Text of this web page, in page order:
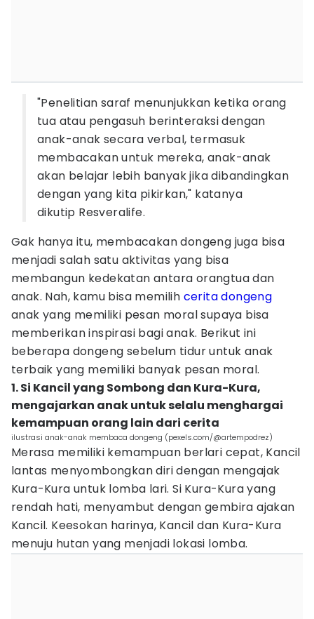
"Penelitian saraf menunjukkan ketika orang
tua atau pengasuh berinteraksi dengan
anak-anak secara verbal, termasuk
membacakan untuk mereka, anak-anak
akan belajar lebih banyak jika dibandingkan
dengan yang kita pikirkan," katanya
dikutip Resveralife.
Gak hanya itu, membacakan dongeng juga bisa
menjadi salah satu aktivitas yang bisa
membangun kedekatan antara orangtua dan
anak. Nah, kamu bisa memilih cerita dongeng
anak yang memiliki pesan moral supaya bisa
memberikan inspirasi bagi anak. Berikut ini
beberapa dongeng sebelum tidur untuk anak
terbaik yang memiliki banyak pesan moral.
1. Si Kancil yang Sombong dan Kura-Kura,
mengajarkan anak untuk selalu menghargai
kemampuan orang lain dari cerita
ilustrasi anak-anak membaca dongeng (pexels.com/@artempodrez)
Merasa memiliki kemampuan berlari cepat, Kancil
lantas menyombongkan diri dengan mengajak
Kura-Kura untuk lomba lari. Si Kura-Kura yang
rendah hati, menyambut dengan gembira ajakan
Kancil. Keesokan harinya, Kancil dan Kura-Kura
menuju hutan yang menjadi lokasi lomba.